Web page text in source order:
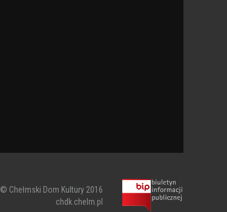
© Chełmski Dom Kultury 2016
chdk.chelm.pl